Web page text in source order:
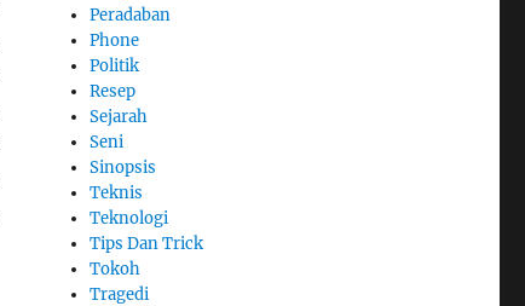
Peradaban
Phone
Politik
Resep
Sejarah
Seni
Sinopsis
Teknis
Teknologi
Tips Dan Trick
Tokoh
Tragedi